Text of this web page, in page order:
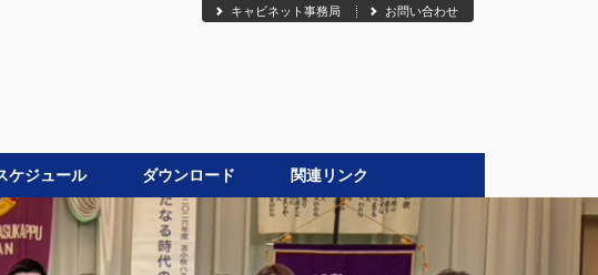
キャビネット事務局 お問い合わせ
ケジュール ダウンロード 関連リンク